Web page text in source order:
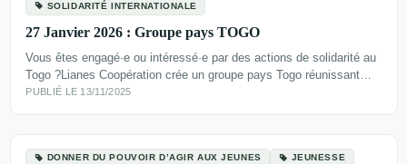
SOLIDARITÉ INTERNATIONALE
27 Janvier 2026 : Groupe pays TOGO
Vous êtes engagé·e ou intéressé·e par des actions de solidarité au
Togo ?Lianes Coopération crée un groupe pays Togo réunissant…
PUBLIÉ LE 13/11/2025
DONNER DU POUVOIR D’AGIR AUX JEUNES
JEUNESSE